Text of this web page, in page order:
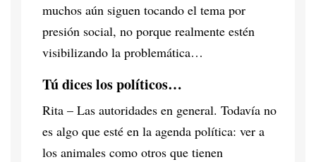
muchos aún siguen tocando el tema por
presión social, no porque realmente estén
visibilizando la problemática…
Tú dices los políticos…
Rita – Las autoridades en general. Todavía no
es algo que esté en la agenda política: ver a
los animales como otros que tienen